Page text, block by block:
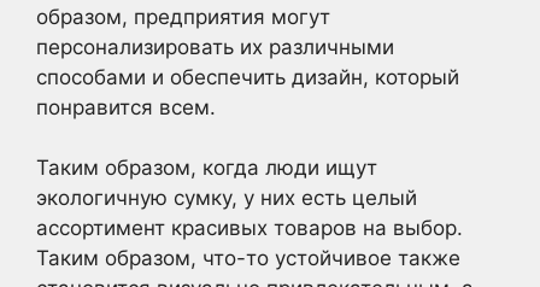
образом, предприятия могут
персонализировать их различными
способами и обеспечить дизайн, который
понравится всем.
Таким образом, когда люди ищут
экологичную сумку, у них есть целый
ассортимент красивых товаров на выбор.
Таким образом, что-то устойчивое также